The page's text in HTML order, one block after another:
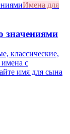
Имена для
значениями
классические,
с
имя для сына